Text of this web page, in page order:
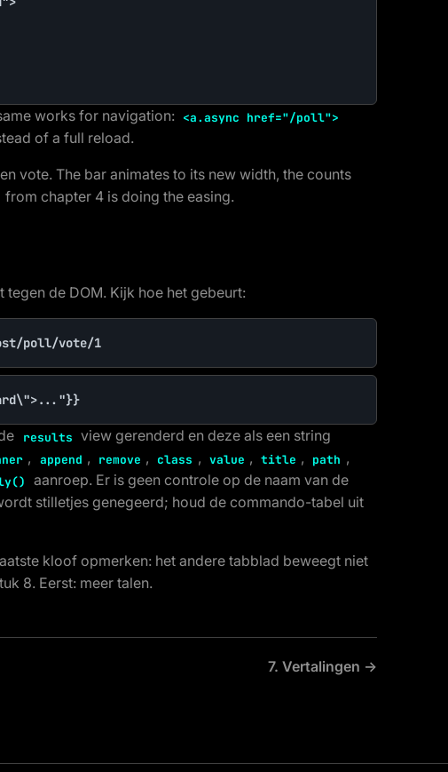
works for navigation: <a.async href="/poll">
of a full reload.
vote. The bar animates to its new width, the counts
from chapter 4 is doing the easing.
de DOM. Kijk hoe het gebeurt:
poll/vote/1
results view gerenderd en deze als een string
, append , remove , class , value , title , path ,
aanroep. Er is geen controle op de naam van de
stilletjes genegeerd; houd de commando-tabel uit
kloof opmerken: het andere tabblad beweegt niet
8. Eerst: meer talen.
7. Vertalingen →